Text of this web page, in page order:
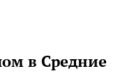
в Средние